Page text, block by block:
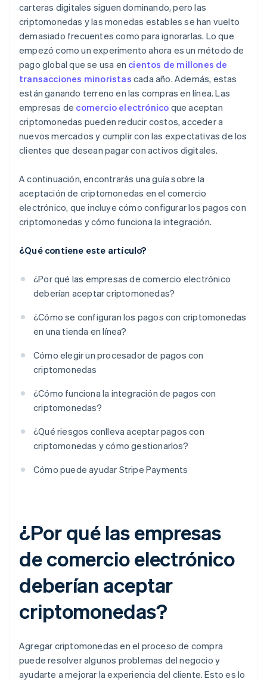
carteras digitales siguen dominando, pero las
criptomonedas y las monedas estables se han vuelto
demasiado frecuentes como para ignorarlas. Lo que
empezó como un experimento ahora es un método de
pago global que se usa en cientos de millones de
transacciones minoristas cada año. Además, estas
están ganando terreno en las compras en línea. Las
empresas de comercio electrónico que aceptan
criptomonedas pueden reducir costos, acceder a
nuevos mercados y cumplir con las expectativas de los
clientes que desean pagar con activos digitales.
A continuación, encontrarás una guía sobre la
aceptación de criptomonedas en el comercio
electrónico, que incluye cómo configurar los pagos con
criptomonedas y cómo funciona la integración.
¿Qué contiene este artículo?
¿Por qué las empresas de comercio electrónico
deberían aceptar criptomonedas?
¿Cómo se configuran los pagos con criptomonedas
en una tienda en línea?
Cómo elegir un procesador de pagos con
criptomonedas
¿Cómo funciona la integración de pagos con
criptomonedas?
¿Qué riesgos conlleva aceptar pagos con
criptomonedas y cómo gestionarlos?
Cómo puede ayudar Stripe Payments
¿Por qué las empresas
de comercio electrónico
deberían aceptar
criptomonedas?
Agregar criptomonedas en el proceso de compra
puede resolver algunos problemas del negocio y
ayudarte a mejorar la experiencia del cliente. Esto es lo